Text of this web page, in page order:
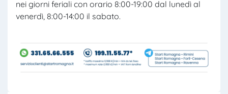
nei giorni feriali con orario 8:00-19:00 dal lunedì al
venerdì, 8:00-14:00 il sabato.